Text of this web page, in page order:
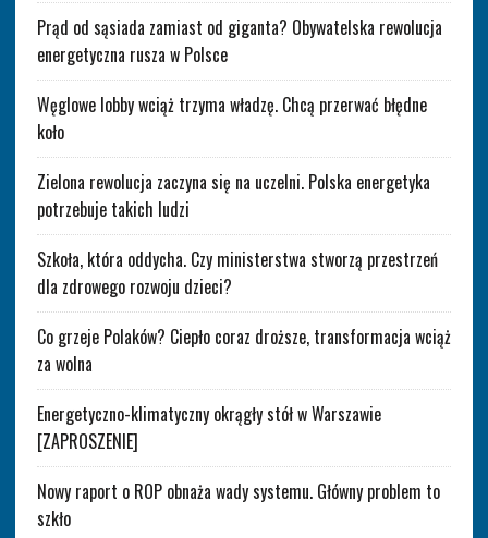
Prąd od sąsiada zamiast od giganta? Obywatelska rewolucja
energetyczna rusza w Polsce
Węglowe lobby wciąż trzyma władzę. Chcą przerwać błędne
koło
Zielona rewolucja zaczyna się na uczelni. Polska energetyka
potrzebuje takich ludzi
Szkoła, która oddycha. Czy ministerstwa stworzą przestrzeń
dla zdrowego rozwoju dzieci?
Co grzeje Polaków? Ciepło coraz droższe, transformacja wciąż
za wolna
Energetyczno-klimatyczny okrągły stół w Warszawie
[ZAPROSZENIE]
Nowy raport o ROP obnaża wady systemu. Główny problem to
szkło